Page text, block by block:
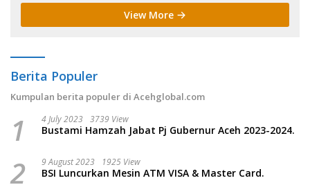
View More
Berita Populer
Kumpulan berita populer di Acehglobal.com
1 4 July 2023 3739 View
Bustami Hamzah Jabat Pj Gubernur Aceh 2023-2024.
2 9 August 2023 1925 View
BSI Luncurkan Mesin ATM VISA & Master Card.